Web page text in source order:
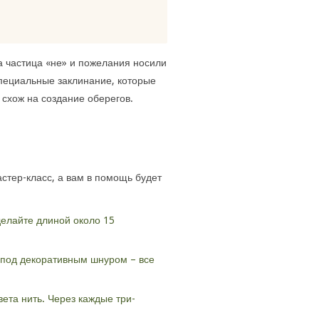
частица «не» и пожелания носили
заклинание, которые
на создание оберегов.
класс, а вам в помощь будет
длиной около 15
под декоративным шнуром – все
нить. Через каждые три-